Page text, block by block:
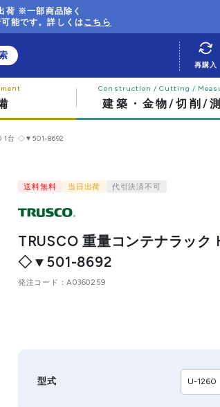
荷 ※一部商品除く
能です。詳しくはこちら
建築・金物/切削/
再購入
1台 ◇▼501-8692
送料無料 当日出荷 代引決済不可
TRUSCO 重量コンテナラッ
◇▼501-8692
発注コード A0360259
型式